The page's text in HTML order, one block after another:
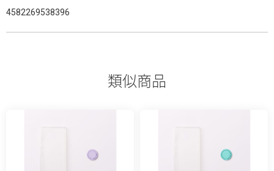
4582269538396
類似商品